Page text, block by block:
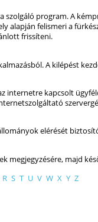
szolgáló program. A
alapján felismeri a
frissíteni.
A kilépést
internetre kapcsolt
elérését
megjegyzésére, majd
R S T U V W X Y Z